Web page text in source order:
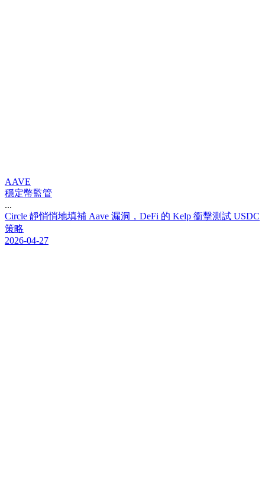
AAVE
穩定幣監管
...
Circle 靜悄悄地填補 Aave 漏洞 ， DeFi 的 Kelp 衝擊測試 USDC
策略
2026-04-27